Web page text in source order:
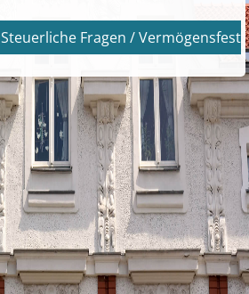
Steuerliche Fragen /